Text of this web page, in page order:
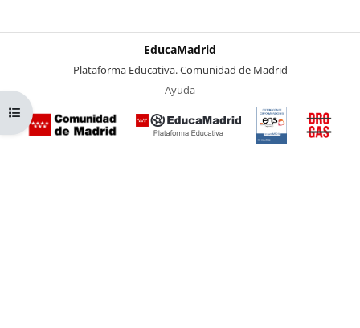
Abrir índice del curso
EducaMadrid
Plataforma Educativa. Comunidad de Madrid
Ayuda
Certificación
de
conformidad
con el del